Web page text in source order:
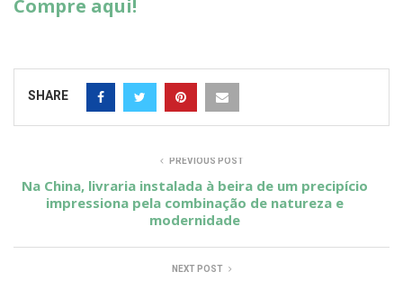
Compre aqui!
SHARE
PREVIOUS POST
Na China, livraria instalada à beira de um precipício
impressiona pela combinação de natureza e
modernidade
NEXT POST